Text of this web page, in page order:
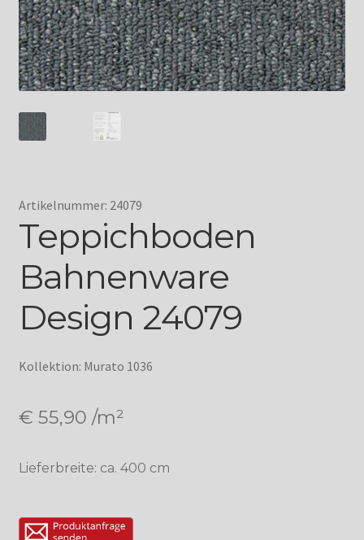
Artikelnummer: 24079
Teppichboden
Bahnenware
Design 24079
Kollektion: Murato 1036
€ 55,90 /m²
Lieferbreite: ca. 400 cm